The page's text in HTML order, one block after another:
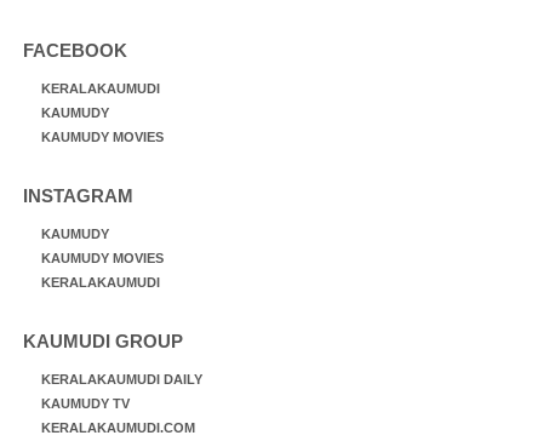
FACEBOOK
KERALAKAUMUDI
KAUMUDY
KAUMUDY MOVIES
INSTAGRAM
KAUMUDY
KAUMUDY MOVIES
KERALAKAUMUDI
KAUMUDI GROUP
KERALAKAUMUDI DAILY
KAUMUDY TV
KERALAKAUMUDI.COM